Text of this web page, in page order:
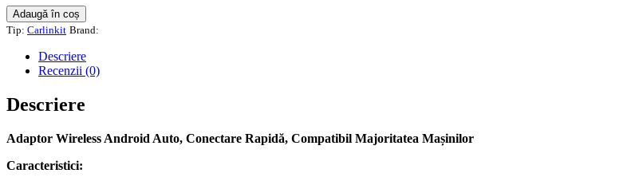
Cantitate
Adaptor
Wireless
Android
Auto,
Rapidă,
Compatibil
Mașinilor
Adaugă în coș
Tip: Carlinkit Brand:
Descriere
Recenzii (0)
Descriere
Adaptor Wireless Android Auto, Conectare Rapidă, Compatibil Majoritatea Mașinilor
Caracteristici: